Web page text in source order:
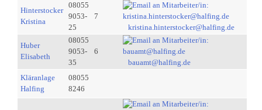
Hinterstocker
Kristina
08055
9053-
25
7
kristina.hinterstocker@halfing.de
Huber
Elisabeth
08055
9053-
35
6
bauamt@halfing.de
Kläranlage
Halfing
08055
8246